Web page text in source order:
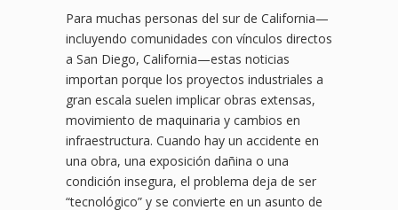
Para muchas personas del sur de California—
incluyendo comunidades con vínculos directos
a San Diego, California—estas noticias
importan porque los proyectos industriales a
gran escala suelen implicar obras extensas,
movimiento de maquinaria y cambios en
infraestructura. Cuando hay un accidente en
una obra, una exposición dañina o una
condición insegura, el problema deja de ser
“tecnológico” y se convierte en un asunto de